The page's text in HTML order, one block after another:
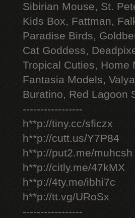
Sibirian Mouse, St.
Kids Box, Fattman,
Paradise Birds,
Cat Goddess,
Tropical Cuties, Home
Fantasia Models,
Buratino, Red Lagoon
-----------------
h**p://tiny.cc/sficzx
h**p://cutt.us/Y7P84
h**p://put2.me/muhcsh
h**p://citly.me/47kMX
h**p://4ty.me/ibhi7c
h**p://tt.vg/URoSx
-----------------